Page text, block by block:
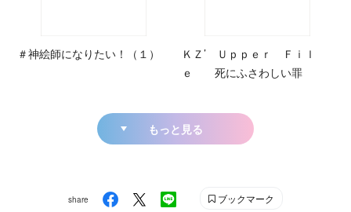
＃神絵師になりたい！（１）
ＫＺ’ Ｕｐｐｅｒ Ｆｉｌ
ｅ 死にふさわしい罪
もっと見る
share ブックマーク